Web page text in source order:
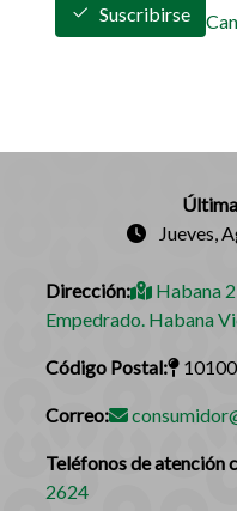
Suscribirse
Jueves,
Dirección:
Habana
Empedrado. Habana
Código Postal: 10100
Correo:
Teléfonos de atención
2624